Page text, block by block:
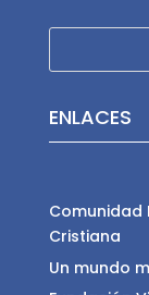
ENLACES
Comunidad
Cristiana
Un mundo